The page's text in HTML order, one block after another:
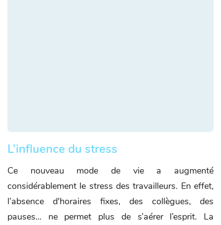
L’influence du stress
Ce nouveau mode de vie a augmenté
considérablement le stress des travailleurs. En effet,
l’absence d'horaires fixes, des collègues, des
pauses... ne permet plus de s’aérer l’esprit. La